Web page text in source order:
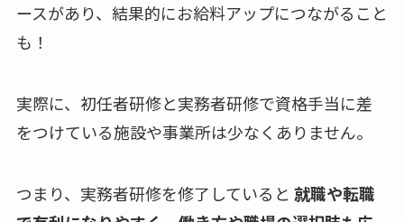
ースがあり、結果的にお給料アップにつながること
も！
実際に、初任者研修と実務者研修で資格手当に差
をつけている施設や事業所は少なくありません。
つまり、実務者研修を修了していると 就職や転職